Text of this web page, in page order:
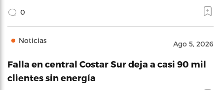
0
Noticias Ago 5, 2026
Falla en central Costar Sur deja a casi 90 mil
clientes sin energía